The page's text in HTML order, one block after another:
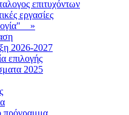
επιτυχόντων
εργασίες
»
2026-2027
επιλογής
2025
πρόγραμμα